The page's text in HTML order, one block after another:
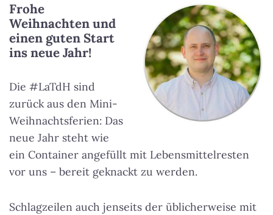
Frohe
Weihnachten und
einen guten Start
ins neue Jahr!
Die #LaTdH sind
zurück aus den Mini-
Weihnachtsferien: Das
neue Jahr steht wie
ein Container angefüllt mit Lebensmittelresten
vor uns – bereit geknackt zu werden.
Schlagzeilen auch jenseits der üblicherweise mit